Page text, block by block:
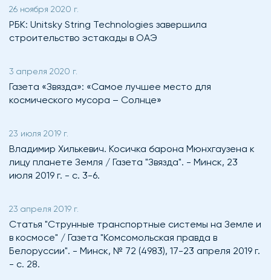
26 ноября 2020 г.
РБК: Unitsky String Technologies завершила
строительство эстакады в ОАЭ
3 апреля 2020 г.
Газета «Звязда»: «Самое лучшее место для
космического мусора – Солнце»
23 июля 2019 г.
Владимир Хилькевич. Косичка барона Мюнхгаузена к
лицу планете Земля / Газета "Звязда". - Минск, 23
июля 2019 г. - с. 3-6.
23 апреля 2019 г.
Статья "Струнные транспортные системы на Земле и
в космосе" / Газета "Комсомольская правда в
Белоруссии". - Минск, № 72 (4983), 17-23 апреля 2019 г.
- с. 28.